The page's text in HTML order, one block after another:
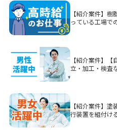
【紹介案件】
っている工場で
【紹介案件】【
立・加工・検査
【紹介案件】
行装置を組付け